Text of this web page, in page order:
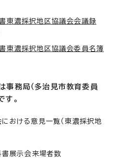
東濃採択地区協議会会議録
東濃採択地区協議会委員名簿
事務局（多治見市教育委員
す。
おける意見一覧（東濃採択地
展示会来場者数